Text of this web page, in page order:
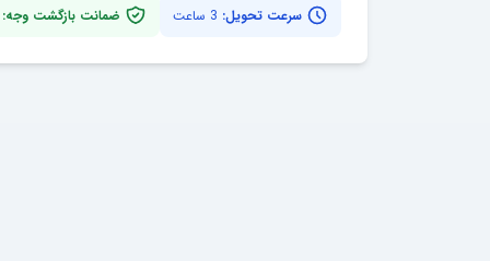
سرعت تحویل: 3 ساعت ضمانت بازگشت وجه: